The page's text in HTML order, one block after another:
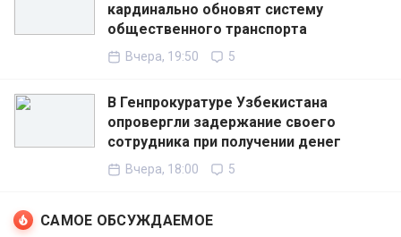
кардинально обновят систему
общественного транспорта
Вчера, 19:50 5
В Генпрокуратуре Узбекистана
опровергли задержание своего
сотрудника при получении денег
Вчера, 18:00 5
САМОЕ ОБСУЖДАЕМОЕ